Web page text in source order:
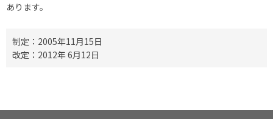
あります。
制定：2005年11月15日
改定：2012年 6月12日